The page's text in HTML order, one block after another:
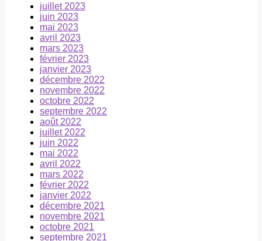
juillet 2023
juin 2023
mai 2023
avril 2023
mars 2023
février 2023
janvier 2023
décembre 2022
novembre 2022
octobre 2022
septembre 2022
août 2022
juillet 2022
juin 2022
mai 2022
avril 2022
mars 2022
février 2022
janvier 2022
décembre 2021
novembre 2021
octobre 2021
septembre 2021